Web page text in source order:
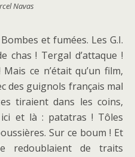
Navas
et fumées. Les G.I.
chas ! Tergal d’attaque !
ce n’était qu’un film,
des guignols français mal
tiraient dans les coins,
et là : patatras ! Tôles
Sur ce boum ! Et
redoublaient de traits